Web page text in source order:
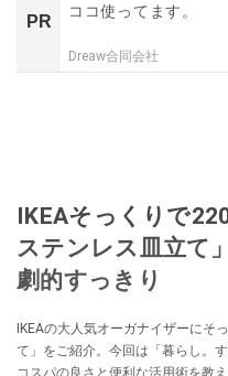
PR
ココ使ってます。
Dreaw合同会社
IKEAそっくりで
ステンレス皿立て
劇的すっきり
IKEAの大人気オーガナイザーにそ
て」をご紹介。今回は「暮らし。
コスパの良さと便利な活用術を教え